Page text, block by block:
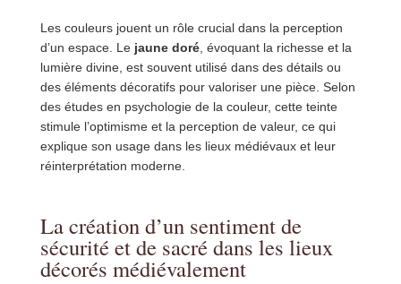
Les couleurs jouent un rôle crucial dans la perception
d’un espace. Le jaune doré, évoquant la richesse et la
lumière divine, est souvent utilisé dans des détails ou
des éléments décoratifs pour valoriser une pièce. Selon
des études en psychologie de la couleur, cette teinte
stimule l’optimisme et la perception de valeur, ce qui
explique son usage dans les lieux médiévaux et leur
réinterprétation moderne.
La création d’un sentiment de
sécurité et de sacré dans les lieux
décorés médiévalement